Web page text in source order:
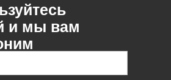
и мы вам